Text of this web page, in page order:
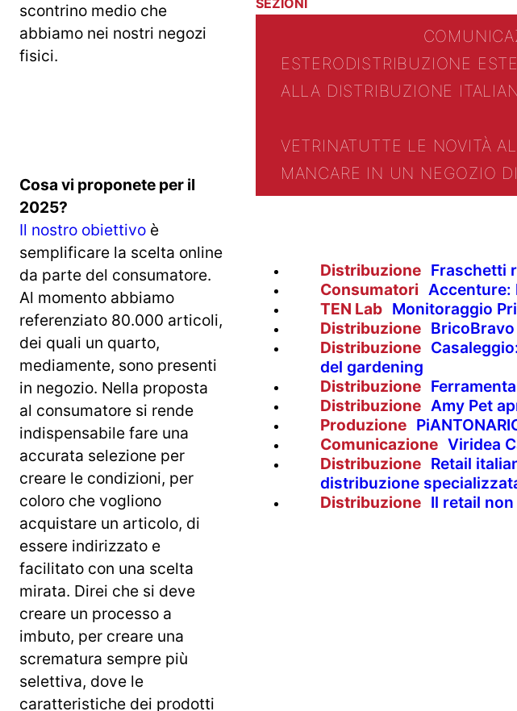
scontrino medio che
abbiamo nei nostri negozi
fisici.
Cosa vi proponete per il
2025?
Il nostro obiettivo è
semplificare la scelta online
da parte del consumatore.
Al momento abbiamo
referenziato 80.000 articoli,
dei quali un quarto,
mediamente, sono presenti
in negozio. Nella proposta
al consumatore si rende
indispensabile fare una
accurata selezione per
creare le condizioni, per
coloro che vogliono
acquistare un articolo, di
essere indirizzato e
facilitato con una scelta
mirata. Direi che si deve
creare un processo a
imbuto, per creare una
scrematura sempre più
selettiva, dove le
caratteristiche dei prodotti
ESTERODISTRIBUZIONE
ALLA DISTRIBUZIONE
VETRINATUTTE LE NOVITÀ
MANCARE IN UN NEGOZIO
Distribuzione Fraschetti
Consumatori Accenture:
TEN Lab Monitoraggio
Distribuzione
Distribuzione
del gardening
Distribuzione
Distribuzione Amy Pet
Produzione
Comunicazione Viridea
Distribuzione Retail
distribuzione
Distribuzione Il retail